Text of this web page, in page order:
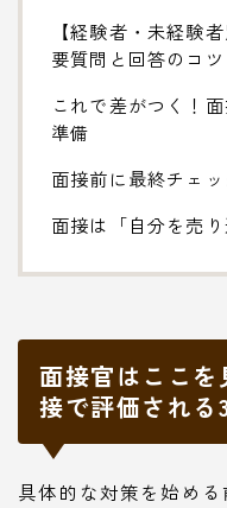
【経験者・未経験
要質問と回答のコツ
これで差がつく！
準備
面接前に最終チェ
面接は「自分を売
面接官はここ
接で評価される
具体的な対策を始め